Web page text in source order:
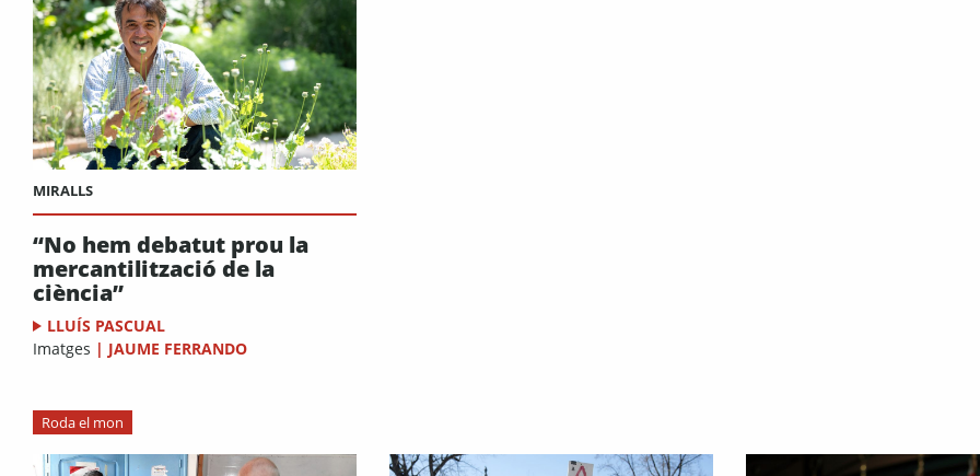
MIRALLS
“No hem debatut prou la
mercantilització de la
ciència”
LLUÍS PASCUAL
Imatges | JAUME FERRANDO
Roda el mon